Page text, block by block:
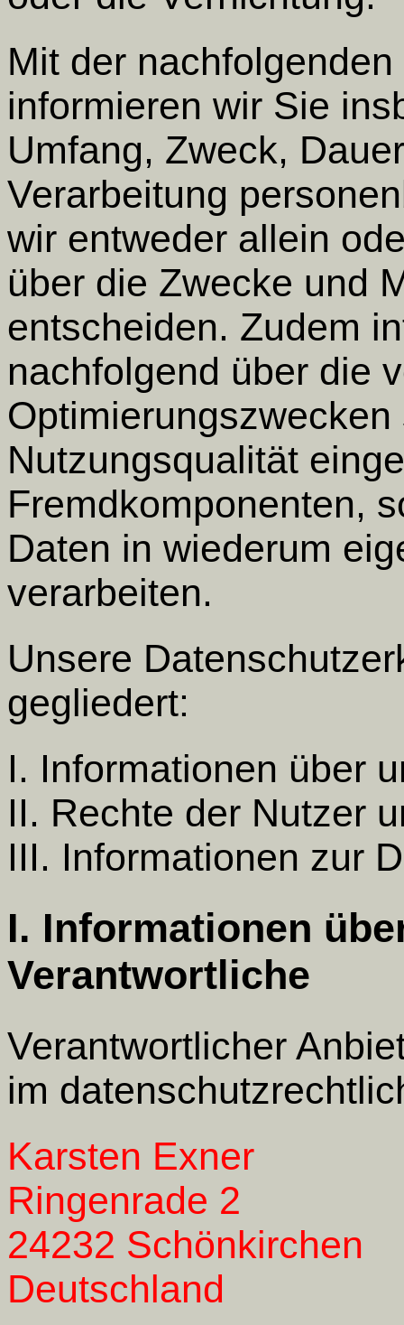
Mit der
informieren wir Sie
Umfang, Zweck,
Verarbeitung
wir entweder allein
über die Zwecke und
entscheiden. Zudem
nachfolgend über die
Nutzungsqualität
Fremdkomponenten,
Daten in wiederum
verarbeiten.
Unsere
gegliedert:
I. Informationen über
II. Rechte der Nutzer
III. Informationen zur
I. Informationen
Verantwortliche
Verantwortlicher
im
Karsten Exner
Ringenrade 2
24232 Schönkirchen
Deutschland